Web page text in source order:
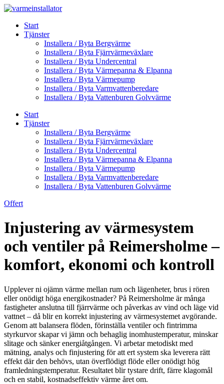
Skip
contentStart
Tjänster
Installera / Byta Bergvärme
Installera / Byta Fjärrvärmeväxlare
Installera / Byta Undercentral
Installera / Byta Värmepanna & Elpanna
Installera / Byta Värmepump
Installera / Byta Varmvattenberedare
Installera / Byta Vattenburen Golvvärme
Start
Tjänster
Installera / Byta Bergvärme
Installera / Byta Fjärrvärmeväxlare
Installera / Byta Undercentral
Installera / Byta Värmepanna & Elpanna
Installera / Byta Värmepump
Installera / Byta Varmvattenberedare
Installera / Byta Vattenburen Golvvärme
Offert
Injustering av värmesystem
och ventiler på Reimersholme –
komfort, ekonomi och kontroll
Upplever ni ojämn värme mellan rum och lägenheter, brus i rören
eller onödigt höga energikostnader? På Reimersholme är många
fastigheter anslutna till fjärrvärme och påverkas av vind och läge vid
vattnet – då blir en korrekt injustering av värmesystemet avgörande.
Genom att balansera flöden, förinställa ventiler och fintrimma
styrkurvor skapar vi jämn och behaglig inomhustemperatur, minskar
slitage och sänker energiåtgången. Vi arbetar metodiskt med
mätning, analys och finjustering för att ert system ska leverera rätt
effekt där den behövs, utan överflödigt flöde eller onödigt hög
framledningstemperatur. Resultatet blir tystare drift, färre klagomål
och en stabil, kostnadseffektiv värme året om.